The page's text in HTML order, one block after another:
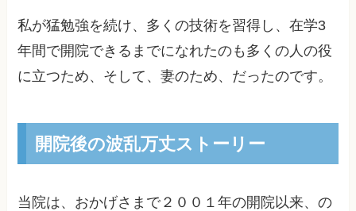
私が猛勉強を続け、多くの技術を習得し、在学3
年間で開院できるまでになれたのも多くの人の役
に立つため、そして、妻のため、だったのです。
開院後の波乱万丈ストーリー
当院は、おかげさまで２００１年の開院以来、の